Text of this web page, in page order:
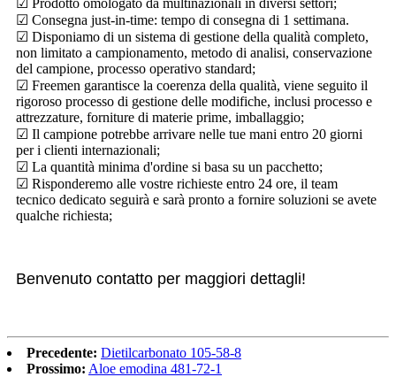
☑ Consegna just-in-time: tempo di consegna di 1 settimana.
☑ Disponiamo di un sistema di gestione della qualità completo,
non limitato a campionamento, metodo di analisi, conservazione
del campione, processo operativo standard;
☑ Freemen garantisce la coerenza della qualità, viene seguito il
rigoroso processo di gestione delle modifiche, inclusi processo e
attrezzature, forniture di materie prime, imballaggio;
☑ Il campione potrebbe arrivare nelle tue mani entro 20 giorni
per i clienti internazionali;
☑ La quantità minima d'ordine si basa su un pacchetto;
☑ Risponderemo alle vostre richieste entro 24 ore, il team
tecnico dedicato seguirà e sarà pronto a fornire soluzioni se avete
qualche richiesta;
Benvenuto contatto per maggiori dettagli!
Precedente: Dietilcarbonato 105-58-8
Prossimo: Aloe emodina 481-72-1